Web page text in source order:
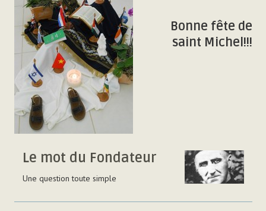
Bonne fête de
saint Michel!!!
Le mot du Fondateur
Une question toute simple